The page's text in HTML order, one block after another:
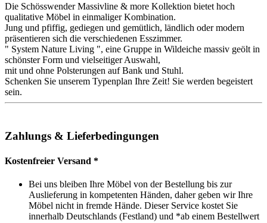
Die Schösswender Massivline & more Kollektion bietet hoch
qualitative Möbel in einmaliger Kombination.
Jung und pfiffig, gediegen und gemütlich, ländlich oder modern
präsentieren sich die verschiedenen Esszimmer.
" System Nature Living ", eine Gruppe in Wildeiche massiv geölt in
schönster Form und vielseitiger Auswahl,
mit und ohne Polsterungen auf Bank und Stuhl.
Schenken Sie unserem Typenplan Ihre Zeit! Sie werden begeistert
sein.
Zahlungs & Lieferbedingungen
Kostenfreier Versand *
Bei uns bleiben Ihre Möbel von der Bestellung bis zur
Auslieferung in kompetenten Händen, daher geben wir Ihre
Möbel nicht in fremde Hände. Dieser Service kostet Sie
innerhalb Deutschlands (Festland) und *ab einem Bestellwert